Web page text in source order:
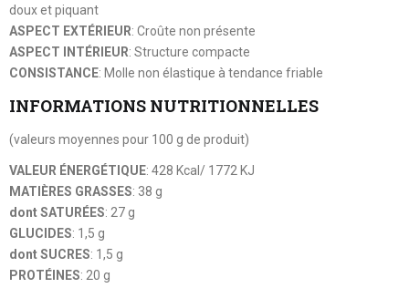
doux et piquant
ASPECT EXTÉRIEUR: Croûte non présente
ASPECT INTÉRIEUR: Structure compacte
CONSISTANCE: Molle non élastique à tendance friable
INFORMATIONS NUTRITIONNELLES
(valeurs moyennes pour 100 g de produit)
VALEUR ÉNERGÉTIQUE: 428 Kcal/ 1772 KJ
MATIÈRES GRASSES: 38 g
dont SATURÉES: 27 g
GLUCIDES: 1,5 g
dont SUCRES: 1,5 g
PROTÉINES: 20 g